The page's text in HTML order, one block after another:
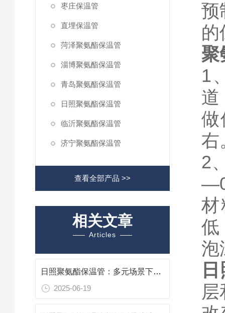
枣庄保温管
直埋保温管
菏泽聚氨酯保温管
淄博聚氨酯保温管
青岛聚氨酯保温管
日照聚氨酯保温管
临沂聚氨酯保温管
济宁聚氨酯保温管
查看全部产品 >>
相关文章
Articles
日照聚氨酯保温管：多元场景下的“保温先锋”
2025-06-19
预
的
聚
1
道
做
右
2
材
低
泡